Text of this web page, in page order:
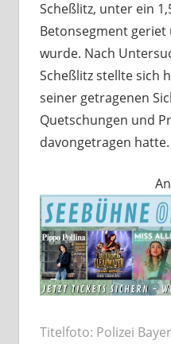
Scheßlitz, unter ein
Betonsegment
wurde. Nach
Scheßlitz stellte sich
seiner getragenen
Quetschungen und
davongetragen hatte.
Titelfoto: Polizei